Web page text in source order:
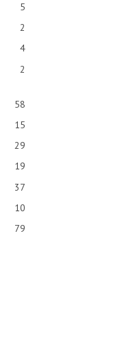
5
2
4
2
58
15
29
19
37
10
79